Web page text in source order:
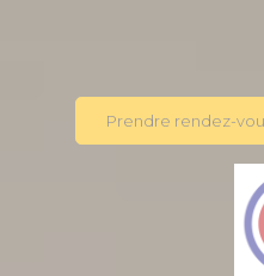
Prendre rendez-